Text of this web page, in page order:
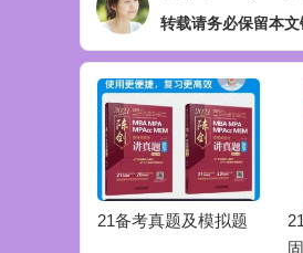
转载请务必保留本文
21备考真题及模拟题
固